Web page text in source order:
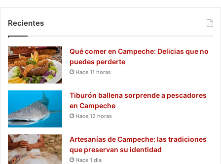
Recientes
Qué comer en Campeche: Delicias que no
puedes perderte
Hace 11 horas
Tiburón ballena sorprende a pescadores
en Campeche
Hace 12 horas
Artesanías de Campeche: las tradiciones
que preservan su identidad
Hace 1 día